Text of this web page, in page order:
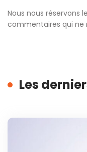
Nous nous réservons
commentaires qui ne
Les